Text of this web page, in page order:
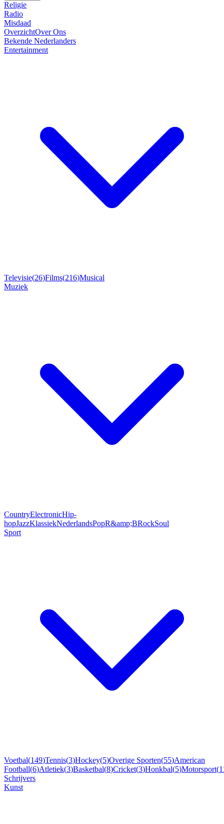
Religie
Radio
Misdaad
OverzichtOver Ons
Bekende Nederlanders
Entertainment
Televisie(26)Films(216)Musical
Muziek
CountryElectronicHip-
hopJazzKlassiekNederlandsPopR&amp;BRockSoul
Sport
Voetbal(149)Tennis(3)Hockey(5)Overige Sporten(55)American
Football(6)Atletiek(3)Basketbal(8)Cricket(3)Honkbal(5)Motorsport(
Schrijvers
Kunst